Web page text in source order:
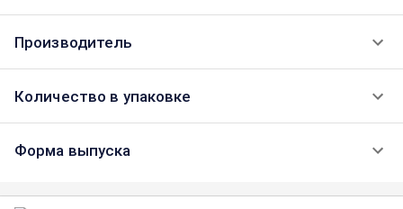
Производитель
Количество в упаковке
Форма выпуска